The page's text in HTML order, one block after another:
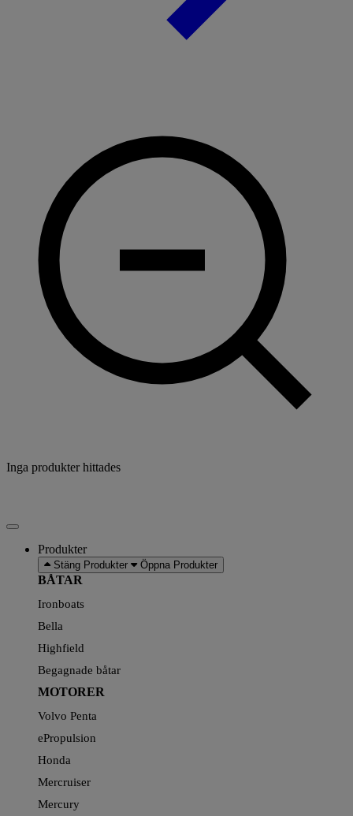
Inga produkter hittades
Produkter
Stäng Produkter Öppna Produkter
BÅTAR
Ironboats
Bella
Highfield
Begagnade båtar
MOTORER
Volvo Penta
ePropulsion
Honda
Mercruiser
Mercury